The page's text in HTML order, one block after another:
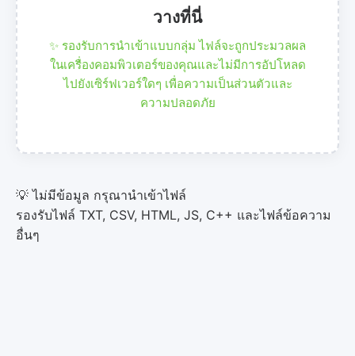
วางที่นี่
✨ รองรับการนำเข้าแบบกลุ่ม ไฟล์จะถูกประมวลผล
ในเครื่องคอมพิวเตอร์ของคุณและไม่มีการอัปโหลด
ไปยังเซิร์ฟเวอร์ใดๆ เพื่อความเป็นส่วนตัวและ
ความปลอดภัย
💡 ไม่มีข้อมูล กรุณานำเข้าไฟล์
รองรับไฟล์ TXT, CSV, HTML, JS, C++ และไฟล์ข้อความ
อื่นๆ